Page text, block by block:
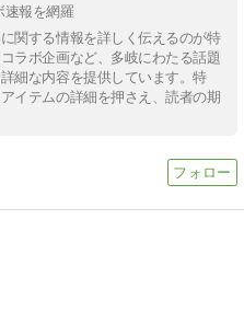
速報を網羅
関する情報を詳しく伝えるのが特
ラボ企画など、多岐にわたる話題
細な内容を提供しています。特
イテムの詳細を押さえ、読者の期